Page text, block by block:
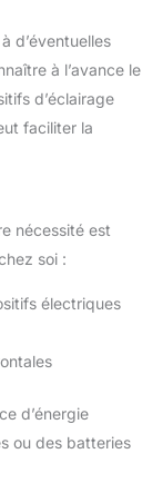
d’éventuelles
à l’avance le
d’éclairage
faciliter la
nécessité est
soi :
électriques
d’énergie
ou des batteries